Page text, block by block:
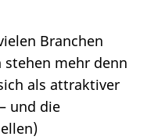
Branchen
mehr denn
als attraktiver
und die